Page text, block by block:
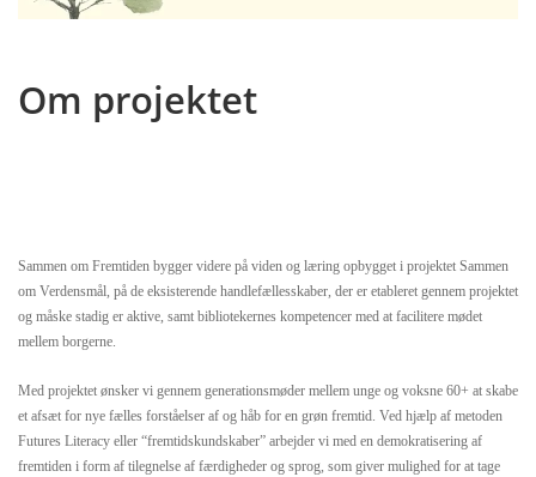
Om projektet
Sammen om Fremtiden bygger videre på viden og læring opbygget i projektet Sammen
om Verdensmål, på de eksisterende handlefællesskaber, der er etableret gennem projektet
og måske stadig er aktive, samt bibliotekernes kompetencer med at facilitere mødet
mellem borgerne.
Med projektet ønsker vi gennem generationsmøder mellem unge og voksne 60+ at skabe
et afsæt for nye fælles forståelser af og håb for en grøn fremtid. Ved hjælp af metoden
Futures Literacy eller “fremtidskundskaber” arbejder vi med en demokratisering af
fremtiden i form af tilegnelse af færdigheder og sprog, som giver mulighed for at tage